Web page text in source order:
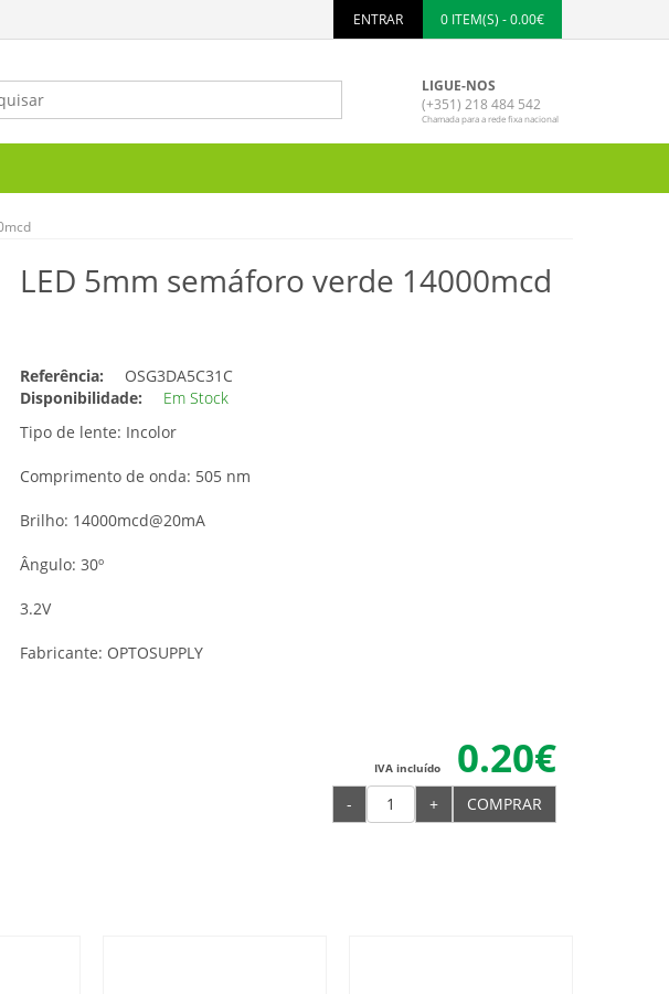
ENTRAR 0 ITEM(S) - 0.00€
LIGUE-NOS
(+351) 218 484 542
Chamada para a rede fixa nacional
LED 5mm semáforo verde 14000mcd
Referência:
OSG3DA5C31C
Disponibilidade:
Em Stock
Tipo de lente: Incolor
Comprimento de onda: 505 nm
Brilho: 14000mcd@20mA
Ângulo: 30º
3.2V
Fabricante: OPTOSUPPLY
0.20€
IVA incluído
- + COMPRAR